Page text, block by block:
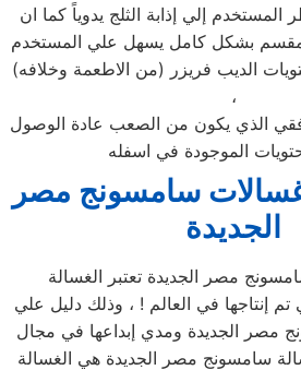
إلي إذابة الثلج يدوياً كما ان
مقسم بشكل كامل يسهل علي المستخدم
الديب فريزر (من الاطعمة وخلافه)
،
الذي يكون من الصعب عادة الوصول
سامسونج مصر
الجديدة
مصر الجديدة تعتبر الغسالة
تم إنتاجها في العالم ! ، وذلك دليل علي
مصر الجديدة ومدي إبداعها في مجال
سامسونج مصر الجديدة هي الغسالة